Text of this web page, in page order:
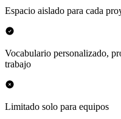
Espacio aislado para cada
Vocabulario personalizado,
trabajo
Limitado solo para equipos